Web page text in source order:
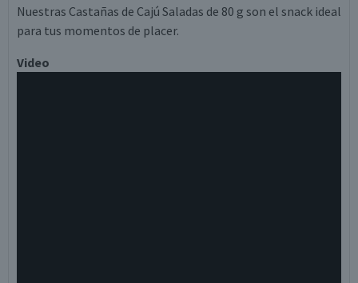
Nuestras Castañas de Cajú Saladas de 80 g son el snack ideal
para tus momentos de placer.
Video